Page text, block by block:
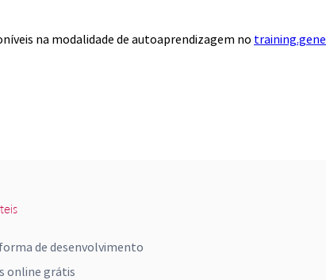
na modalidade de autoaprendizagem no
de desenvolvimento
online grátis